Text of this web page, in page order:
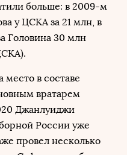
больше: в 2009-м
у ЦСКА за 21 млн, в
Головина 30 млн
место в составе
вратарем
Джанлуиджи
России уже
провел несколько